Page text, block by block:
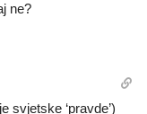
ne?
svjetske ‘pravde’)